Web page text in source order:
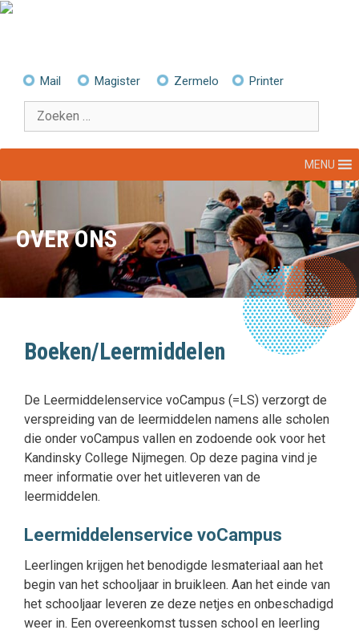
Ga
Mail Magister Zermelo Printer
Zoek
naar:
MENU
OVER ONS
Boeken/Leermiddelen
De Leermiddelenservice voCampus (=LS) verzorgt de
verspreiding van de leermiddelen namens alle scholen
die onder voCampus vallen en zodoende ook voor het
Kandinsky College Nijmegen. Op deze pagina vind je
meer informatie over het uitleveren van de
leermiddelen.
Leermiddelenservice voCampus
Leerlingen krijgen het benodigde lesmateriaal aan het
begin van het schooljaar in bruikleen. Aan het einde van
het schooljaar leveren ze deze netjes en onbeschadigd
weer in. Een overeenkomst tussen school en leerling